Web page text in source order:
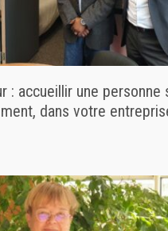
: accueillir une personne
dans votre